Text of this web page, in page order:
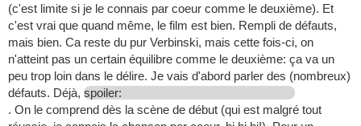
(c'est limite si je le connais par coeur comme le deuxième). Et
c'est vrai que quand même, le film est bien. Rempli de défauts,
mais bien. Ca reste du pur Verbinski, mais cette fois-ci, on
n'atteint pas un certain équilibre comme le deuxième: ça va un
peu trop loin dans le délire. Je vais d'abord parler des (nombreux)
défauts. Déjà, spoiler:
. On le comprend dès la scène de début (qui est malgré tout